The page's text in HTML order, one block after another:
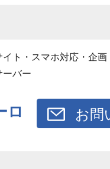
ト・スマホ対応・企画
ーバー
ロ お問